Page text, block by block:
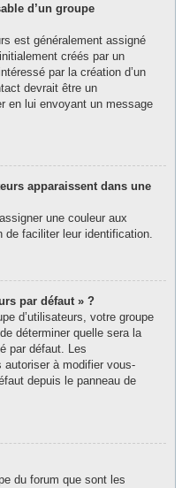
d’un groupe
est généralement assigné
créés par un
par la création d’un
devrait être un
en lui envoyant un message
apparaissent dans une
une couleur aux
de faciliter leur identification.
par défaut » ?
d’utilisateurs, votre groupe
déterminer quelle sera la
par défaut. Les
à modifier vous-
depuis le panneau de
du forum que sont les